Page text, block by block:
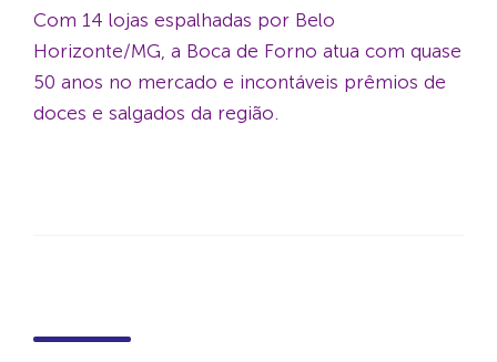
Com 14 lojas espalhadas por Belo
Horizonte/MG, a Boca de Forno atua com quase
50 anos no mercado e incontáveis prêmios de
doces e salgados da região.